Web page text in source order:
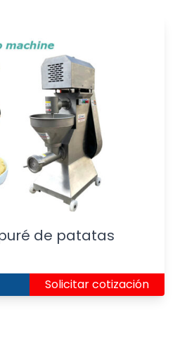
de patatas
Solicitar cotización